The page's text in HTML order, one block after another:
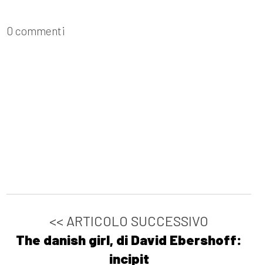
0 commenti
<< ARTICOLO SUCCESSIVO
The danish girl, di David Ebershoff:
incipit